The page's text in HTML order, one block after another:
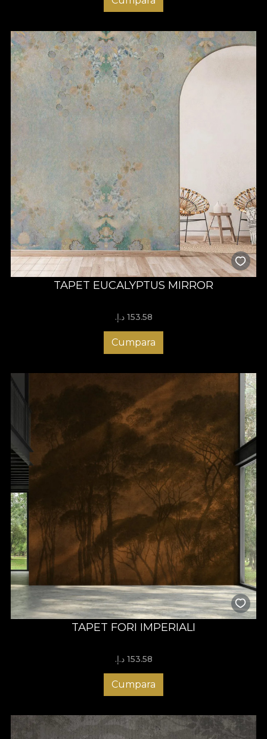
TAPET EUCALYPTUS MIRROR
153.58 د.إ.‏
Cumpara
TAPET FORI IMPERIALI
153.58 د.إ.‏
Cumpara